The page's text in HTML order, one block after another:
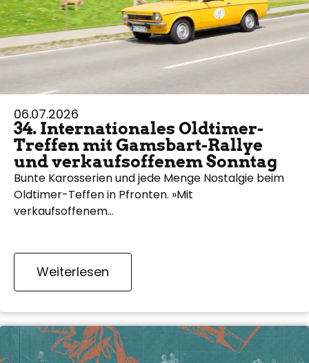
06.07.2026
34. Internationales Oldtimer-
Treffen mit Gamsbart-Rallye
und verkaufsoffenem Sonntag
Bunte Karosserien und jede Menge Nostalgie beim
Oldtimer-Teffen in Pfronten. »Mit
verkaufsoffenem…
Weiterlesen